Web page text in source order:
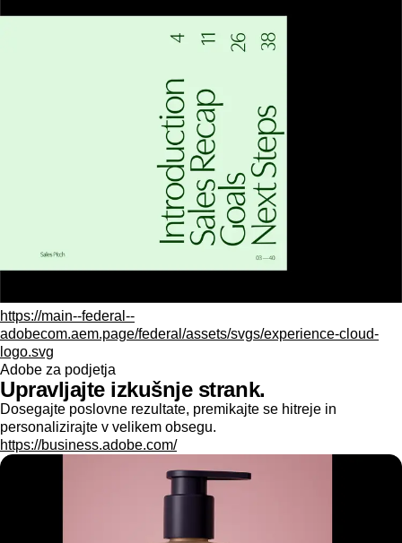
https://main--federal--
adobecom.aem.page/federal/assets/svgs/experience-cloud-
logo.svg
Adobe za podjetja
Upravljajte izkušnje strank.
Dosegajte poslovne rezultate, premikajte se hitreje in
personalizirajte v velikem obsegu.
https://business.adobe.com/